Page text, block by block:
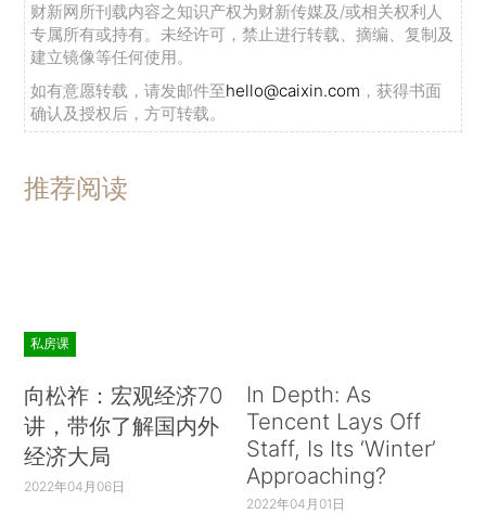
财新网所刊载内容之知识产权为财新传媒及/或相关权利人
专属所有或持有。未经许可，禁止进行转载、摘编、复制及
建立镜像等任何使用。
如有意愿转载，请发邮件至hello@caixin.com ，获得书面
确认及授权后，方可转载。
推荐阅读
私房课
向松祚：宏观经济70
讲，带你了解国内外
经济大局
2022年04月06日
In Depth: As
Tencent Lays Off
Staff, Is Its ‘Winter’
Approaching?
2022年04月01日